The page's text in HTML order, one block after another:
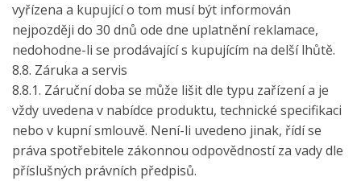
vyřízena a kupující o tom musí být informován
nejpozději do 30 dnů ode dne uplatnění reklamace,
nedohodne-li se prodávající s kupujícím na delší lhůtě.
8.8. Záruka a servis
8.8.1. Záruční doba se může lišit dle typu zařízení a je
vždy uvedena v nabídce produktu, technické specifikaci
nebo v kupní smlouvě. Není-li uvedeno jinak, řídí se
práva spotřebitele zákonnou odpovědností za vady dle
příslušných právních předpisů.